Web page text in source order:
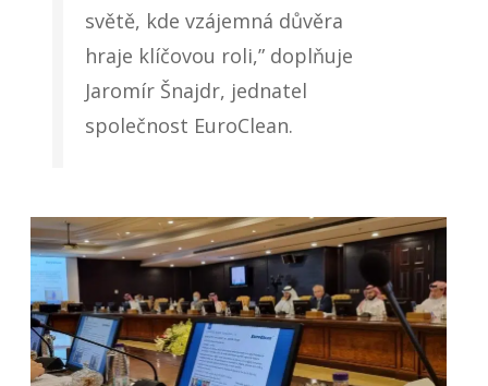
světě, kde vzájemná důvěra
hraje klíčovou roli,” doplňuje
Jaromír Šnajdr, jednatel
společnost EuroClean.